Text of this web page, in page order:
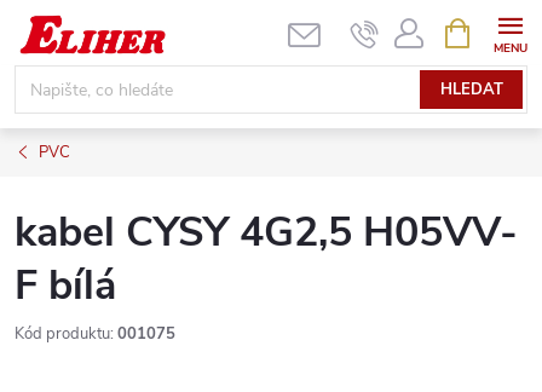
Přejít
obsah
HLEDAT
NÁKUPNÍ
KOŠÍK
PVC
kabel CYSY 4G2,5 H05VV-
F bílá
Kód produktu: 001075